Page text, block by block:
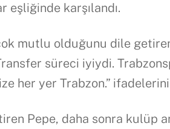
karşılandı.
mutlu olduğunu dile
süreci iyiydi.
her yer Trabzon.”
Pepe, daha sonra kulüp